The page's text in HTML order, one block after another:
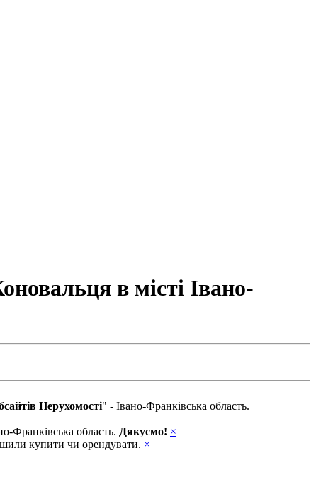
в місті Івано-
Нерухомості" - Івано-Франківська область.
Франківська область. Дякуємо! ×
купити чи орендувати. ×